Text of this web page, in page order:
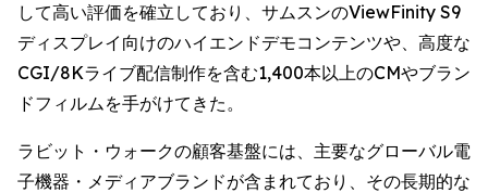
して高い評価を確立しており、サムスンのViewFinity S9
ディスプレイ向けのハイエンドデモコンテンツや、高度な
CGI/8Kライブ配信制作を含む1,400本以上のCMやブラン
ドフィルムを手がけてきた。
ラビット・ウォークの顧客基盤には、主要なグローバル電
子機器・メディアブランドが含まれており、その長期的な